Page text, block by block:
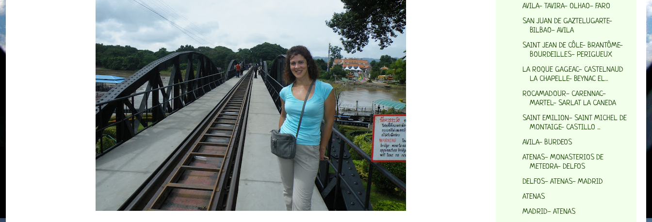
AVILA- TAVIRA- OLHAO- FARO
SAN JUAN DE GAZTELUGARTE-
BILBAO- AVILA
SAINT JEAN DE CÔLE- BRANTÔME-
BOURDEILLES- PERIGUEUX
LA ROQUE GAGEAC- CASTELNAUD
LA CHAPELLE- BEYNAC EL...
ROCAMADOUR- CARENNAC-
MARTEL- SARLAT LA CANEDA
SAINT EMILION- SAINT MICHEL DE
MONTAIGE- CASTILLO ...
AVILA- BURDEOS
ATENAS- MONASTERIOS DE
METEORA- DELFOS
DELFOS- ATENAS- MADRID
ATENAS
MADRID- ATENAS